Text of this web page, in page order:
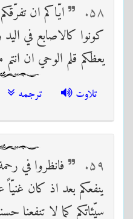
۵٨
ايّاكم ان
كونوا كالاصابع في
يعظكم قلم الوحي ان
تلاوت ترجمه
۵٩
فانظروا في رحمة
ينفعكم بعد اذ كان غنيّاً
سيّئاتكم كما لا تنفعنا